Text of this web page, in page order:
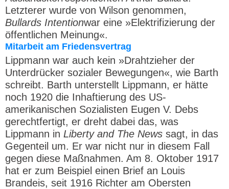
Letzterer wurde von Wilson genommen,
Bullards Intentionwar eine »Elektrifizierung der
öffentlichen Meinung«.
Mitarbeit am Friedensvertrag
Lippmann war auch kein »Drahtzieher der
Unterdrücker sozialer Bewegungen«, wie Barth
schreibt. Barth unterstellt Lippmann, er hätte
noch 1920 die Inhaftierung des US-
amerikanischen Sozialisten Eugen V. Debs
gerechtfertigt, er dreht dabei das, was
Lippmann in Liberty and The News sagt, in das
Gegenteil um. Er war nicht nur in diesem Fall
gegen diese Maßnahmen. Am 8. Oktober 1917
hat er zum Beispiel einen Brief an Louis
Brandeis, seit 1916 Richter am Obersten